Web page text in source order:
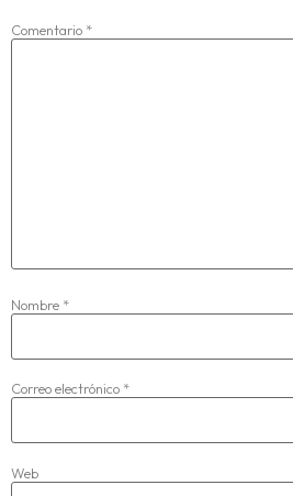
Comentario *
Nombre *
Correo electrónico *
Web